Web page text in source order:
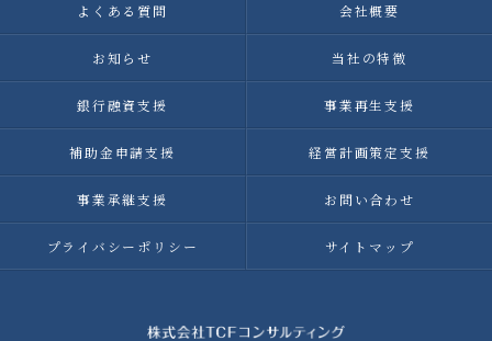
よくある質問 会社概要
お知らせ 当社の特徴
銀行融資支援 事業再生支援
補助金申請支援 経営計画策定支援
事業承継支援 お問い合わせ
プライバシーポリシー サイトマップ